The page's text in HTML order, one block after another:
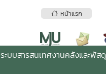
หน้าแรก
ระบบสารสนเทศงานคลังและพัสดุ